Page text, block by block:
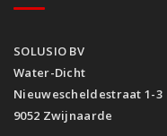
SOLUSIO BV
Water-Dicht
Nieuwescheldestraat 1-3
9052 Zwijnaarde